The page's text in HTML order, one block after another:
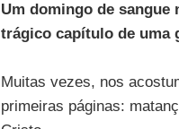
Um domingo de
trágico capítulo de uma
Muitas vezes, nos
primeiras páginas: